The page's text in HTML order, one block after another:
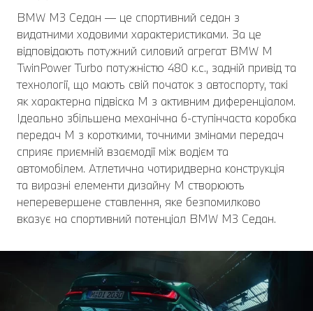
BMW M3 Седан — це спортивний седан з
видатними ходовими характеристиками. За це
відповідають потужний силовий агрегат BMW M
TwinPower Turbo потужністю 480 к.с., задній привід та
технології, що мають свій початок з автоспорту, такі
як характерна підвіска M з активним диференціалом.
Ідеально збільшена механічна 6-ступінчаста коробка
передач M з короткими, точними змінами передач
сприяє приємній взаємодії між водієм та
автомобілем. Атлетична чотиридверна конструкція
та виразні елементи дизайну M створюють
неперевершене ставлення, яке безпомилково
вказує на спортивний потенціал BMW M3 Седан.